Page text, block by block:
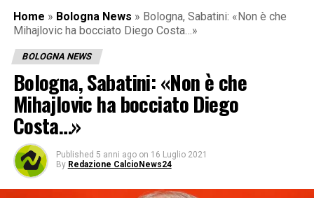
Home » Bologna News » Bologna, Sabatini: «Non è che
Mihajlovic ha bocciato Diego Costa…»
BOLOGNA NEWS
Bologna, Sabatini: «Non è che
Mihajlovic ha bocciato Diego
Costa…»
Published 5 anni ago on 16 Luglio 2021
By Redazione CalcioNews24